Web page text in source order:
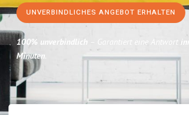
UNVERBINDLICHES ANGEBOT ERHALTEN
100% unverbindlich – Garantiert eine Antwort
Minuten.